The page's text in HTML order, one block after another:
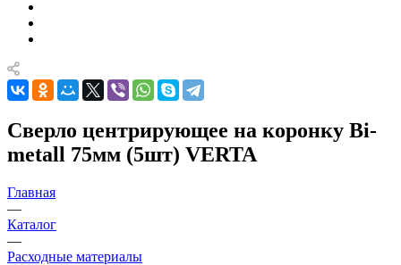
Сверло центрирующее на коронку Bi-
metall 75мм (5шт) VERTA
Главная
—
Каталог
—
Расходные материалы